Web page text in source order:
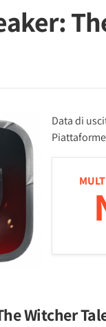
Data di
Witcher